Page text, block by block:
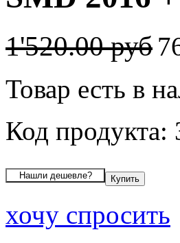
1'520.00 руб
Товар есть в
Код продукта:
хочу спросить